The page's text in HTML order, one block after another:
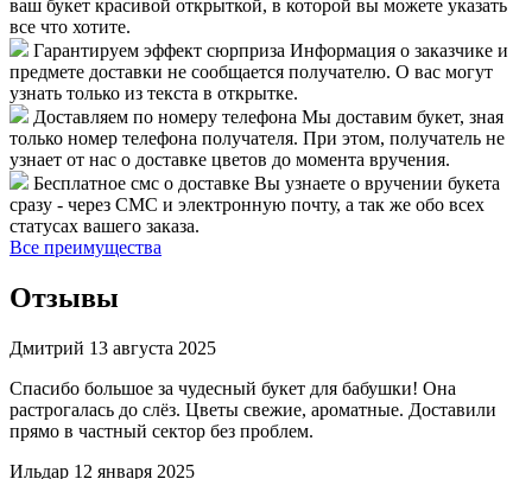
ваш букет красивой открыткой, в которой вы можете указать
все что хотите.
Гарантируем эффект сюрприза Информация о заказчике и
предмете доставки не сообщается получателю. О вас могут
узнать только из текста в открытке.
Доставляем по номеру телефона Мы доставим букет, зная
только номер телефона получателя. При этом, получатель не
узнает от нас о доставке цветов до момента вручения.
Бесплатное смс о доставке Вы узнаете о вручении букета
сразу - через СМС и электронную почту, а так же обо всех
статусах вашего заказа.
Все преимущества
Отзывы
Дмитрий 13 августа 2025
Спасибо большое за чудесный букет для бабушки! Она
растрогалась до слёз. Цветы свежие, ароматные. Доставили
прямо в частный сектор без проблем.
Ильдар 12 января 2025